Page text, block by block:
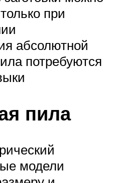
при
абсолютной
потребуются
пила
модели